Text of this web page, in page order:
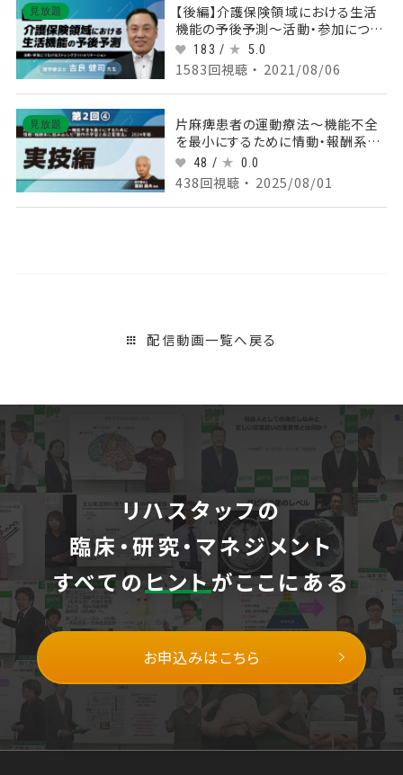
見放題
【後編】介護保険領域における生活
機能の予後予測～活動・参加につな
げるストレングスリハビリテーション
～
183 / 5.0
1583回視聴 ・ 2021/08/06
見放題
片麻痺患者の運動療法～機能不全
を最小にするために情動・報酬系に
踏み込んだ「動作の学習と自己管理
法」‐2024年版‐ 【第2回】実技編
Part④
48 / 0.0
438回視聴 ・ 2025/08/01
配信動画一覧へ戻る
リハスタッフの
臨床・研究・マネジメント
すべてのヒントがここにある
お申込みはこちら